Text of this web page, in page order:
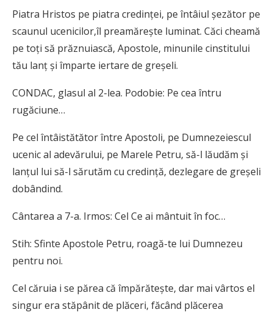
Piatra Hristos pe piatra credinţei, pe întâiul şezător pe
scaunul ucenicilor,îl preamăreşte luminat. Căci cheamă
pe toţi să prăznuiască, Apostole, minunile cinstitului
tău lanţ şi împarte iertare de greşeli.
CONDAC, glasul al 2-lea. Podobie: Pe cea întru
rugăciune…
Pe cel întâistătător între Apostoli, pe Dumnezeiescul
ucenic al adevărului, pe Marele Petru, să-l lăudăm şi
lanţul lui să-l sărutăm cu credinţă, dezlegare de greşeli
dobândind.
Cântarea a 7-a. Irmos: Cel Ce ai mântuit în foc…
Stih: Sfinte Apostole Petru, roagă-te lui Dumnezeu
pentru noi.
Cel căruia i se părea că împărăteşte, dar mai vârtos el
singur era stăpânit de plăceri, făcând plăcerea